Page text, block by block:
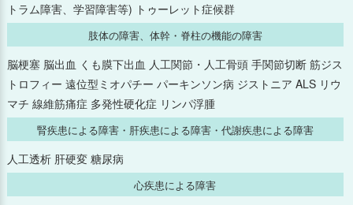
2025年3月
2025年2月
2025年1月
2024年12月
トラム障害、学習障害等) トゥーレット症候群
肢体の障害、体幹・脊柱の機能の障害
脳梗塞 脳出血 くも膜下出血 人工関節・人工骨頭 手関節切断 筋ジス
トロフィー 遠位型ミオパチー パーキンソン病 ジストニア ALS リウ
マチ 線維筋痛症 多発性硬化症 リンパ浮腫
腎疾患による障害・肝疾患による障害・代謝疾患による障害
人工透析 肝硬変 糖尿病
心疾患による障害